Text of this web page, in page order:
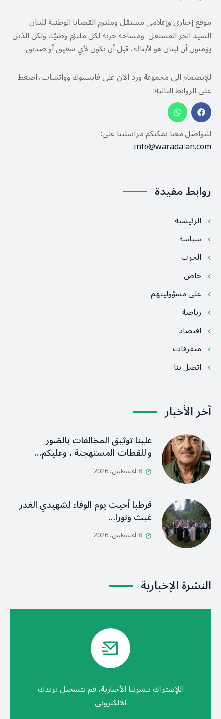
موقع إخباري وإعلامي مستقل وملتزم القضايا الوطنية للبنان
السيد الحر المستقل، ومساحة حرية لكل ملتزم وطنيًا، ولكل الذين
يؤمنون أن لبنان هو لأبنائه، قبل أن يكون لأي شقيق أو صديق.
للإنضمام الى مجموعة ورد الآن على فايسبوك وواتساب، اضغط
على الروابط التالية:
للتواصل معنا يمكنكم مراسلتنا على:
info@waradalan.com
روابط مفيدة
الرئيسية
سياسة
الحرب
خاص
على مسؤوليتهم
رياضة
اقتصاد
متفرقات
اتصل بنا
آخر الأخبار
علينا توثيق المخالفات بالصُور
واللقطات المستهجنة ، وعليكم…
8 أغسطس، 2026
قرطبا أحيت يوم الوفاء لشهيدي الغدر
غيث ونورا…
8 أغسطس، 2026
النشرة الإخبارية
اللإشتراك بنشرتنا الأخبارية، قم بتسجيل بريدك
الالكتروني